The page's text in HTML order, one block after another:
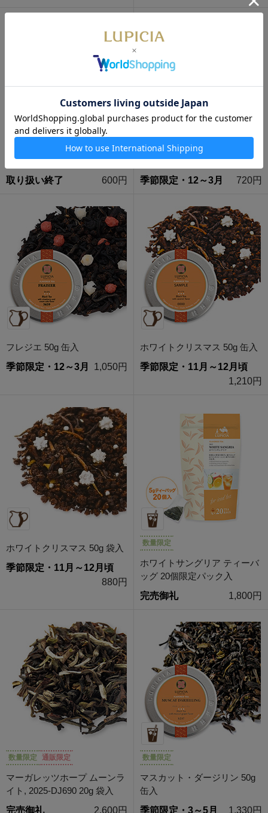
ブルーベリー 50g 袋入
取り扱い終了
600円
フレジエ 50g 袋入
季節限定・12～3月
720円
フレジエ 50g 缶入
季節限定・12～3月
1,050円
ホワイトクリスマス 50g 缶入
季節限定・11月～12月頃
1,210円
ホワイトクリスマス 50g 袋入
季節限定・11月～12月頃
880円
数量限定
ホワイトサングリア ティーバ
ッグ 20個限定パック入
完売御礼
1,800円
数量限定 通販限定
マーガレッツホープ ムーンラ
イト, 2025-DJ690 20g 袋入
完売御礼
2,600円
数量限定
マスカット・ダージリン 50g
缶入
季節限定・3～5月
1,330円